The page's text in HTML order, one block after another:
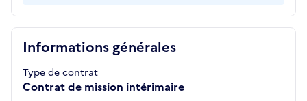
Informations générales
Type de contrat
Contrat de mission intérimaire